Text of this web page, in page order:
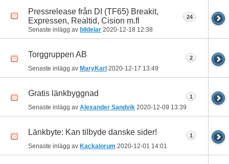
Pressrelease från DI (TF65) Breakit,
Expressen, Realtid, Cision m.fl
Senaste inlägg av bildelar 2020-12-18 12:38
24
Torggruppen AB
Senaste inlägg av MaryKarl 2020-12-17 13:49
2
Gratis länkbyggnad
Senaste inlägg av Alexander Sandvik 2020-12-09 13:39
1
Länkbyte: Kan tilbyde danske sider!
Senaste inlägg av Kackalorum 2020-12-01 14:01
1